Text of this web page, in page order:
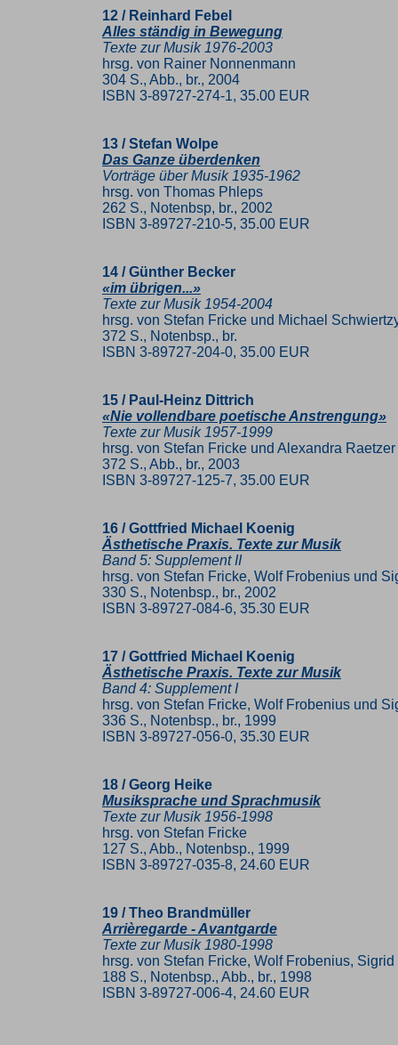
12 / Reinhard Febel
Alles ständig in Bewegung
Texte zur Musik 1976-2003
hrsg. von Rainer Nonnenmann
304 S., Abb., br., 2004
ISBN 3-89727-274-1, 35.00 EUR
13 / Stefan Wolpe
Das Ganze überdenken
Vorträge über Musik 1935-1962
hrsg. von Thomas Phleps
262 S., Notenbsp, br., 2002
ISBN 3-89727-210-5, 35.00 EUR
14 / Günther Becker
«im übrigen...»
Texte zur Musik 1954-2004
hrsg. von Stefan Fricke und Michael
372 S., Notenbsp., br.
ISBN 3-89727-204-0, 35.00 EUR
15 / Paul-Heinz Dittrich
«Nie vollendbare poetische Anstrengung»
Texte zur Musik 1957-1999
hrsg. von Stefan Fricke und Alexandra Raetzer
372 S., Abb., br., 2003
ISBN 3-89727-125-7, 35.00 EUR
16 / Gottfried Michael Koenig
Ästhetische Praxis. Texte zur Musik
Band 5: Supplement II
hrsg. von Stefan Fricke, Wolf Frobenius und
330 S., Notenbsp., br., 2002
ISBN 3-89727-084-6, 35.30 EUR
17 / Gottfried Michael Koenig
Ästhetische Praxis. Texte zur Musik
Band 4: Supplement I
hrsg. von Stefan Fricke, Wolf Frobenius und
336 S., Notenbsp., br., 1999
ISBN 3-89727-056-0, 35.30 EUR
18 / Georg Heike
Musiksprache und Sprachmusik
Texte zur Musik 1956-1998
hrsg. von Stefan Fricke
127 S., Abb., Notenbsp., 1999
ISBN 3-89727-035-8, 24.60 EUR
19 / Theo Brandmüller
Arrièregarde - Avantgarde
Texte zur Musik 1980-1998
hrsg. von Stefan Fricke, Wolf Frobenius,
188 S., Notenbsp., Abb., br., 1998
ISBN 3-89727-006-4, 24.60 EUR